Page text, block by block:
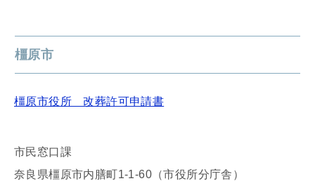
橿原市
橿原市役所 改葬許可申請書
市民窓口課
奈良県橿原市内膳町1-1-60（市役所分庁舎）